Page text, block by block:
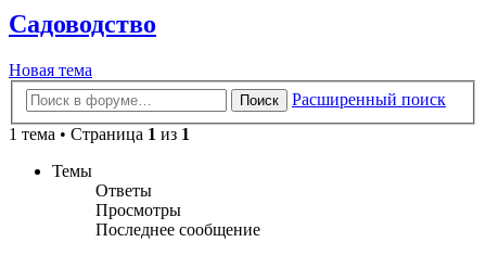
Садоводство
Новая тема
Поиск
Расширенный поиск
1 тема • Страница 1 из 1
Темы
Ответы
Просмотры
Последнее сообщение